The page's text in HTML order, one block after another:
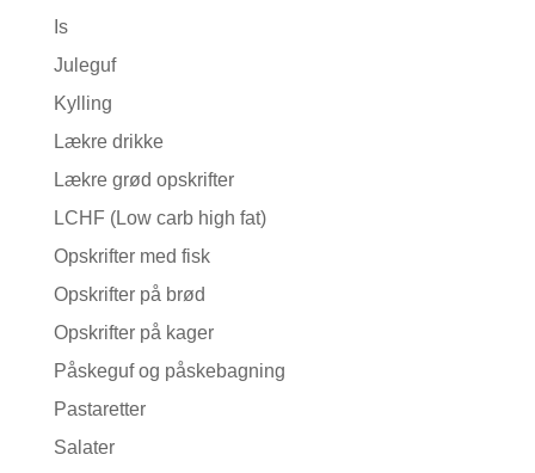
Is
Juleguf
Kylling
Lækre drikke
Lækre grød opskrifter
LCHF (Low carb high fat)
Opskrifter med fisk
Opskrifter på brød
Opskrifter på kager
Påskeguf og påskebagning
Pastaretter
Salater